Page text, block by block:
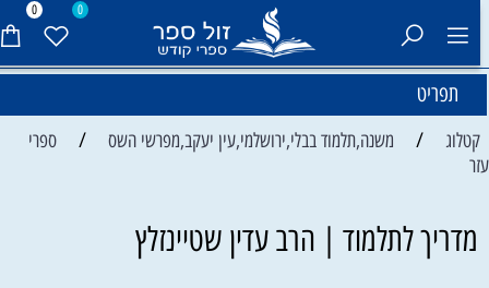
0 0
תפריט
קטלוג / משנה,תלמוד בבלי,ירושלמי,עין יעקב,מפרשי השס /
ספרי
מדריך לתלמוד | הרב עדין שטיינזלץ